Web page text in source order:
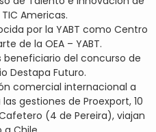
Americas.
por la YABT como Centro
de la OEA – YABT.
beneficiario del concurso de
Destapa Futuro.
comercial internacional a
gestiones de Proexport, 10
(4 de Pereira), viajan